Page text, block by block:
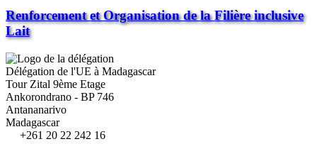
Renforcement et Organisation de la Filière inclusive
Lait
Délégation de l'UE à Madagascar
Tour Zital 9ème Etage
Ankorondrano - BP 746
Antananarivo
Madagascar
+261 20 22 242 16